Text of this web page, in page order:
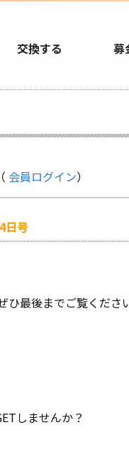
交換する 募
会員ログイン）
日号
最後までご覧くださ
しませんか？